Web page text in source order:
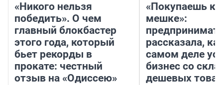
«Никого нельзя
победить». О чем
главный блокбастер
этого года, который
бьет рекорды в
прокате: честный
отзыв на «Одиссею»
«Покупаешь
мешке»:
рассказала,
самом деле
бизнес со
дешевых